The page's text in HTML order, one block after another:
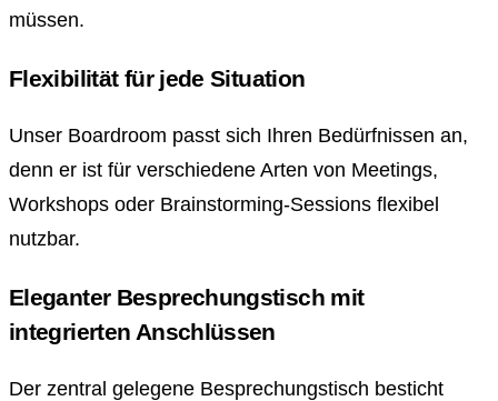
müssen.
Flexibilität für jede Situation
Unser Boardroom passt sich Ihren Bedürfnissen an,
denn er ist für verschiedene Arten von Meetings,
Workshops oder Brainstorming-Sessions flexibel
nutzbar.
Eleganter Besprechungstisch mit
integrierten Anschlüssen
Der zentral gelegene Besprechungstisch besticht